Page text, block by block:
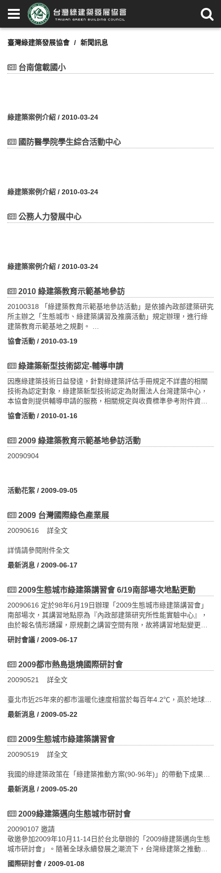
臺灣綠建築發展協會 新聞訊息
台南億載國小
綠建築案例介紹 / 2010-03-24
國防醫學院學生綜合活動中心
綠建築案例介紹 / 2010-03-24
公務人力發展中心
綠建築案例介紹 / 2010-03-24
2010 綠建築教育示範基地參訪
20100318 「綠建築教育示範基地參訪活動」是依據內政部建築研究
所主辦之「生態城市、綠建築講習及推廣活動」規定辦理，進行綠
建築教育示範基地之規劃。
本年度預計辦理54個基地參訪場次，至少開放12個場次供各公私機
關部門提出團體參訪活動之申請，其餘場次開放有興趣之各界人士
地參訪活動將在4月中旬舉辦，台北市立圖書館北投分館為第一場
詳細參加辦法將上網公告。
協會活動 / 2010-03-19
綠建築新型技術認定-輔導申請
因應綠建築技術日益發達，針對綠建築評估手冊規定不詳盡的相關
技術為認定對象，綠建築新型技術認定為財團法人台灣建築中心，
本協會則提供輔導申請的服務，相關規定與收費標準參考附件資
料。通過案件公告
http://gb.tabc.org.tw/modules/filelist/index.php/main/flist/117
協會活動 / 2010-01-16
2009 綠建築教育示範基地參訪活動
20090904
活動花絮 / 2009-09-05
2009 台灣國際綠色產業展
20090616 詳全文
詳情請參閱附件全文
最新消息 / 2009-06-17
2009生態城市綠建築講習會 6/19南部場次地點更動
20090616 定於98年6月19日辦理「2009生態城市綠建築講習會」
南部場次，其講習地點原為『內政部建築研究所性能實驗中心』，
由於報名情形踴躍，原規劃之講習空間有限，故將講習地點變更至
『成功大學光復校區國際會議廳第二演講室』，加上限於座位席
次，無法接受現場報名，特此通知。
研討會議 / 2009-06-17
2009都市熱島退燒國際研討會
20090521 詳全文
臺北市近25年來的都市溫暖化速度相當於每百年4.2℃，高於地球每
百年0.7℃的溫暖化速度。高度都市化發展已對都市氣候造成重大的
影響，我們對於未來都市化發展應有所警惕與思考。
國內外專家學者與會，就永續都市發展、都市熱島改善策略、相關
門政策執行者對於都市熱島退燒意識及觀念，進而提昇臺北市都市
透過財團法人台灣建築中心的協助，邀請加州柏克萊大學勞倫斯柏
克萊國家實驗室(Lawrence Berkeley National Laboratory)都市熱島
Xu教授、日本東北大學(Tohoku University) Akashi Mochida教授以
及香港中文大學建築系鄒經宇教授等四位專家學者來台，演講介紹
美、日、香港等地在都市熱島退燒技術的研究經驗，並與國內產官
學研各界先進互相交流心得成果，會中安排有大會專題演講
（Keynote Speech），以及三場(Sessions)議題，一同探討臺北獨
發展局執行示範區技術模擬成果之展示，以提供臺北市都市發展局
最新消息 / 2009-05-22
2009生態城市綠建築講習會
20090519 詳全文
我國的綠建築政策在「綠建築推動方案(90-96年)」的帶動下成果日
漸顯著，也使台灣躋身執行永續建築政策之國際舞台。台灣不僅發
展出全球第4套綠建築評估系統與認證制度，首先針對公有建築進行
第1個在建築法規訂定綠建築專章的國家。我國實施綠建築政策以
概念更加瞭解認識以外，優質民間企業也逐漸興起了建造綠建築的
熱潮，為國家永續政策立下立竿見影的典範。
然而，前階段綠建築推動方案乃以管制性之公部門政策為主，尚待
激發民間綠建築產業更具活力地積極參與，且今日全球暖化議題與
最新消息 / 2009-05-20
2009綠建築邁向生態城市研討會
20090107 邀請
敬邀參加2009年10月11-14日於台北舉辦的「2009綠建築邁向生態
城市研討會」。隨著全球永續發展之潮流下，台灣綠建築之推動與
發展已日趨成熟，並且為落實環亞熱帶圈國家對於當前優質生活空
間-「安全、效率、舒適、便利」之跨領域需求，現階段台灣已建立
國際研討會/ 2009-01-08